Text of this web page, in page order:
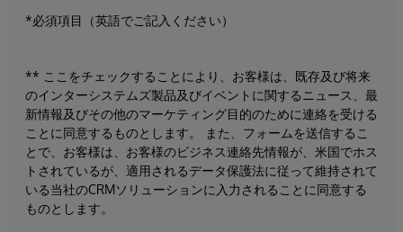
*必須項目（英語でご記入ください）
** ここをチェックすることにより、お客様は、既存及び将来
のインターシステムズ製品及びイベントに関するニュース、最
新情報及びその他のマーケティング目的のために連絡を受ける
ことに同意するものとします。 また、フォームを送信するこ
とで、お客様は、お客様のビジネス連絡先情報が、米国でホス
トされているが、適用されるデータ保護法に従って維持されて
いる当社のCRMソリューションに入力されることに同意する
ものとします。